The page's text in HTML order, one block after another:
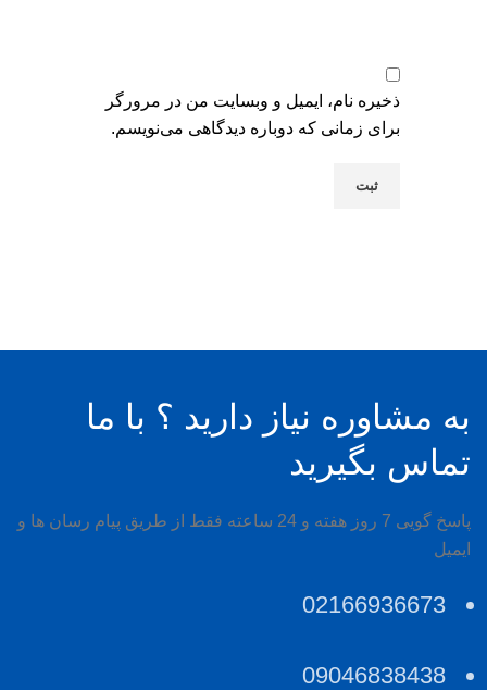
ذخیره نام، ایمیل و وبسایت من در مرورگر
برای زمانی که دوباره دیدگاهی می‌نویسم.
به مشاوره نیاز دارید ؟ با ما
تماس بگیرید
پاسخ گویی 7 روز هفته و 24 ساعته فقط از طریق پیام رسان ها و
ایمیل
02166936673
09046838438